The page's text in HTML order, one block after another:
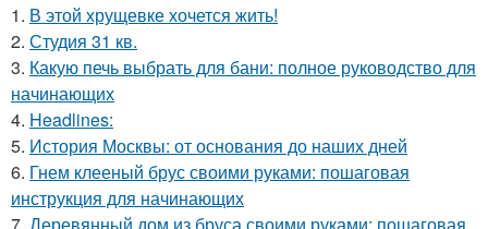
1. В этой хрущевке хочется жить!
2. Студия 31 кв.
3. Какую печь выбрать для бани: полное руководство для
начинающих
4. Headlines:
5. История Москвы: от основания до наших дней
6. Гнем клееный брус своими руками: пошаговая
инструкция для начинающих
7. Деревянный дом из бруса своими руками: пошаговая